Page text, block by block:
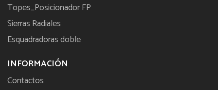
Topes_Posicionador FP
Sierras Radiales
Esquadradoras doble
INFORMACIÓN
Contactos